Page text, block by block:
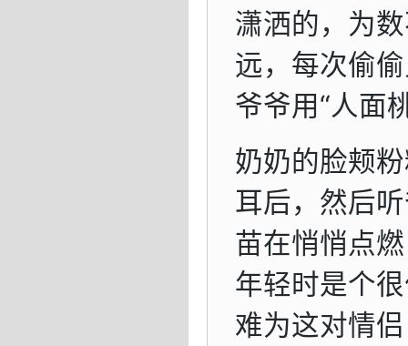
潇洒的，为
远，每次偷
爷爷用“人面
奶奶的脸颊
耳后，然后
苗在悄悄点
年轻时是个
难为这对情